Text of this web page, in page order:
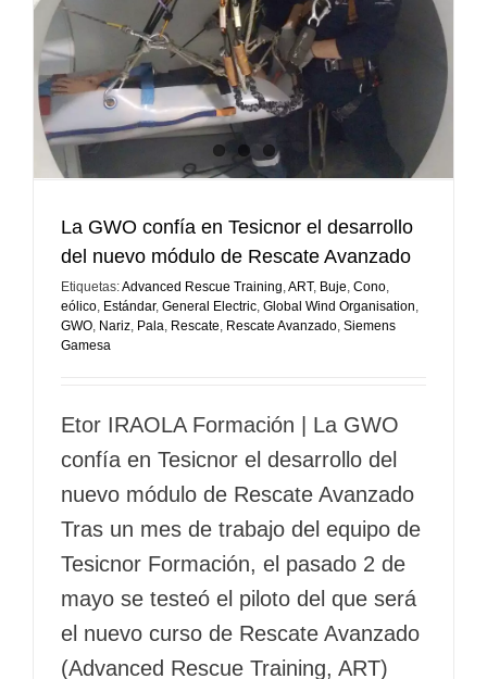
La GWO confía en Tesicnor el desarrollo
del nuevo módulo de Rescate Avanzado
Etiquetas:Advanced Rescue Training ART, Buje Cono
eólico Estándar, General Electric Global Wind Organisation
GWO Nariz Pala Rescate Rescate Avanzado Siemens
Gamesa
Etor IRAOLA Formación | La GWO
confía en Tesicnor el desarrollo del
nuevo módulo de Rescate Avanzado
Tras un mes de trabajo del equipo de
Tesicnor Formación, el pasado 2 de
mayo se testeó el piloto del que será
el nuevo curso de Rescate Avanzado
(Advanced Rescue Training, ART)